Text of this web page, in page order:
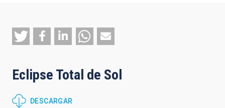
ayuda
a
navegación
Eclipse Total de Sol
DESCARGAR